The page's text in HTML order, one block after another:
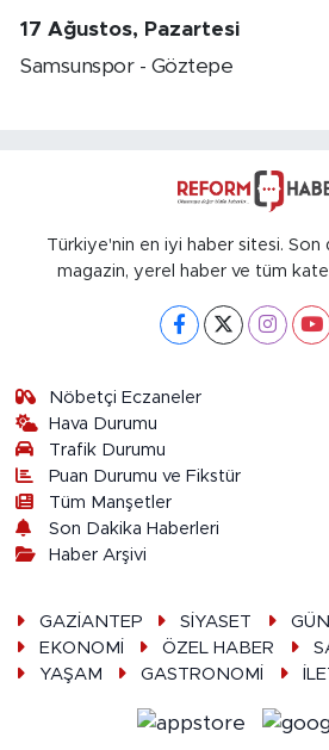
17 Ağustos, Pazartesi
Samsunspor - Göztepe
Türkiye'nin en iyi haber sitesi. Son
magazin, yerel haber ve tüm
Nöbetçi Eczaneler
Hava Durumu
Trafik Durumu
Puan Durumu ve Fikstür
Tüm Manşetler
Son Dakika Haberleri
Haber Arşivi
GAZİANTEP SİYASET
EKONOMİ
ÖZEL HABER
YAŞAM
GASTRONOMİ